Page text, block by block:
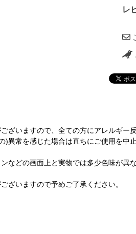
レ
ざいますので、全ての方にアレルギー
常を感じた場合は直ちにご使用を中
などの画面上と実物では多少色味が異
ざいますので予めご了承ください。